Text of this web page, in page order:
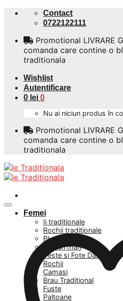
Skip
Contact
0722122111
Promotional LIVRARE
comanda care contine o
traditionala
Wishlist
Autentificare
0 lei 0
Nu ai niciun produs în
Promotional LIVRARE
comanda care contine o
traditionala
Femei
Ii traditionale
Rochii traditionale
Bluze
Masuri mari
Veste si Fote Dama
Rochii
Camasi
Brau Traditional
Fuste
Paltoane